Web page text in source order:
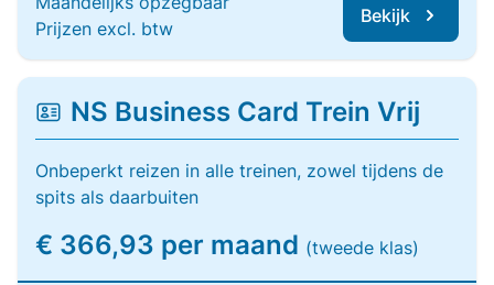
Prijzen excl. btw
Bekijk
NS Business Card Trein Vrij
Onbeperkt reizen in alle treinen, zowel tijdens de
spits als daarbuiten
€ 366,93 per maand (tweede klas)